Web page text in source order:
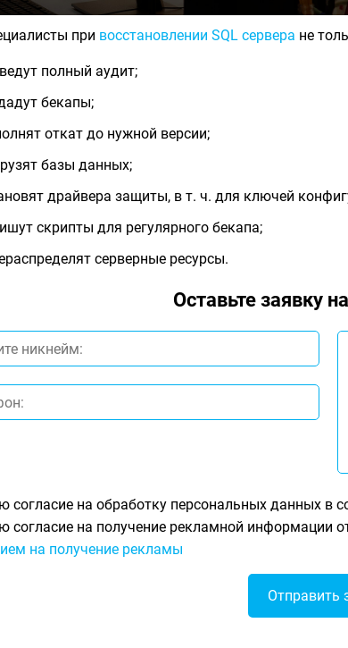
при восстановлении SQL сервера не
полный аудит;
бекапы;
откат до нужной версии;
базы данных;
драйвера защиты, в т. ч. для ключей
скрипты для регулярного бекапа;
серверные ресурсы.
Оставьте заявку
согласие на обработку персональных данных в
согласие на получение рекламной информации
на получение рекламы